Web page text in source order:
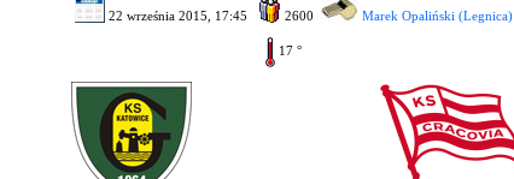
22 września 2015, 17:45 2600 Marek Opaliński (Legnica)
17 °